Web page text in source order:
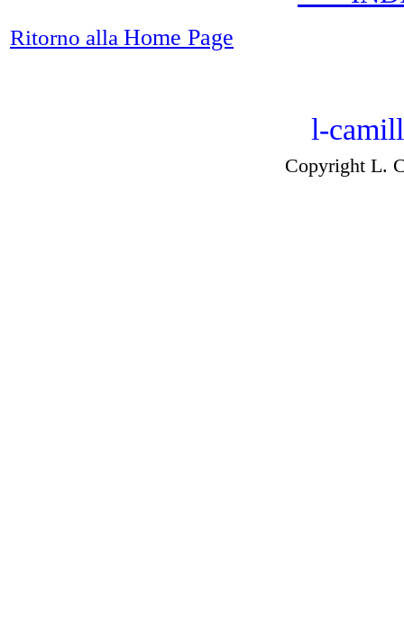
Ritorno alla Home Page
l-
Copyright L.